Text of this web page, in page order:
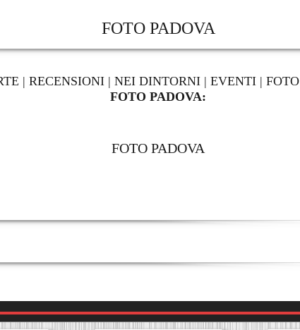
FOTO PADOVA
| RECENSIONI | NEI DINTORNI | EVENTI | FOTO
FOTO PADOVA:
FOTO PADOVA